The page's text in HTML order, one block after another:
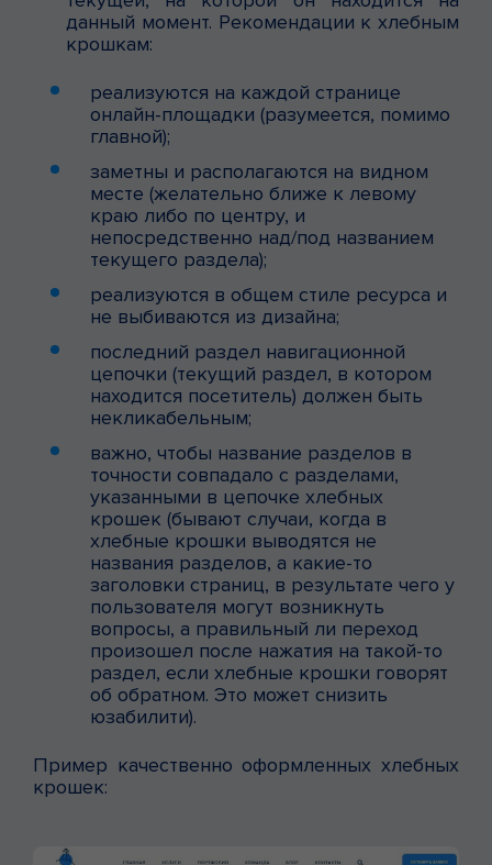
данный момент. Рекомендации к хлебным
крошкам:
реализуются на каждой странице
онлайн-площадки (разумеется, помимо
главной);
заметны и располагаются на видном
месте (желательно ближе к левому
краю либо по центру, и
непосредственно над/под названием
текущего раздела);
реализуются в общем стиле ресурса и
не выбиваются из дизайна;
последний раздел навигационной
цепочки (текущий раздел, в котором
находится посетитель) должен быть
некликабельным;
важно, чтобы название разделов в
точности совпадало с разделами,
указанными в цепочке хлебных
крошек (бывают случаи, когда в
хлебные крошки выводятся не
названия разделов, а какие-то
заголовки страниц, в результате чего у
пользователя могут возникнуть
вопросы, а правильный ли переход
произошел после нажатия на такой-то
раздел, если хлебные крошки говорят
об обратном. Это может снизить
юзабилити).
Пример качественно оформленных хлебных
крошек: